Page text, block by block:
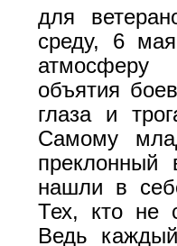
для
среду, 6
атмосферу
объятия
глаза и
Самому
преклонный
нашли в
Тех, кто не
Ведь